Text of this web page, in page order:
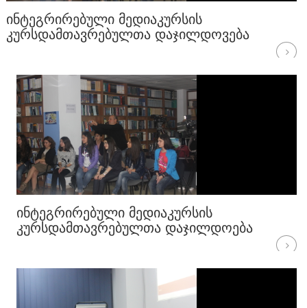
ᲘᲜᲢᲔᲒᲠᲘᲠᲔᲑᲣᲚᲘ ᲛᲔᲓᲘᲐᲙᲣᲠᲡᲘᲡ
ᲙᲣᲠᲡᲓᲐᲛᲗᲐᲕᲠᲔᲑᲣᲚᲗᲐ ᲓᲐᲯᲘᲚᲓᲝᲕᲔᲑᲐ
ᲘᲜᲢᲔᲒᲠᲘᲠᲔᲑᲣᲚᲘ ᲛᲔᲓᲘᲐᲙᲣᲠᲡᲘᲡ
ᲙᲣᲠᲡᲓᲐᲛᲗᲐᲕᲠᲔᲑᲣᲚᲗᲐ ᲓᲐᲯᲘᲚᲓᲝᲔᲑᲐ